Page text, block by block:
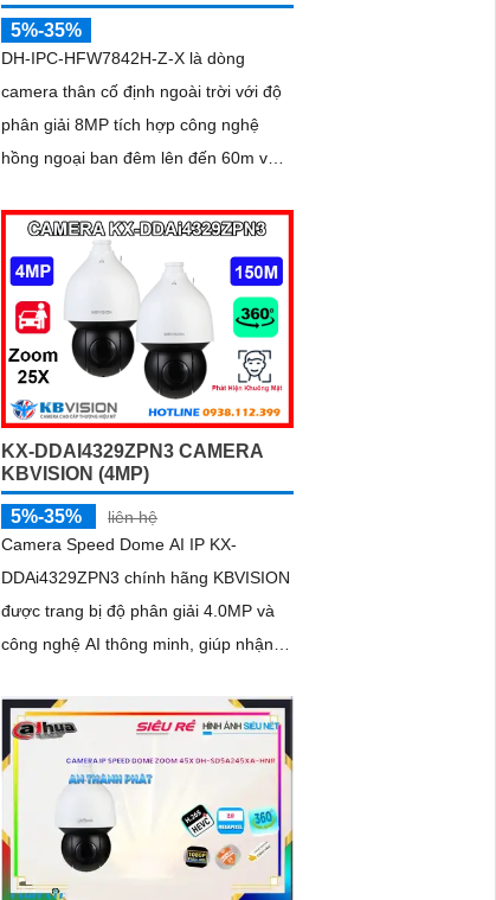
5%-35%
DH-IPC-HFW7842H-Z-X là dòng
camera thân cố định ngoài trời với độ
phân giải 8MP tích hợp công nghệ
hồng ngoại ban đêm lên đến 60m và
Camera hỗ trợ đếm người, nhận diện
khuôn mặt thông minh, chuẩn nén
POE, đạt tiêu chuẩn chống nước IP67,
phù hợp cho các khu vực giám sát
ngoài trời, hỗ trợ tính năng quản lý
chỗ đỗ xe hiệu quả cho các bãi giữ xe
KX-DDAI4329ZPN3 CAMERA
KBVISION (4MP)
5%-35%
liên hệ
Camera Speed Dome AI IP KX-
DDAi4329ZPN3 chính hãng KBVISION
được trang bị độ phân giải 4.0MP và
công nghệ AI thông minh, giúp nhận
tiện chính xác